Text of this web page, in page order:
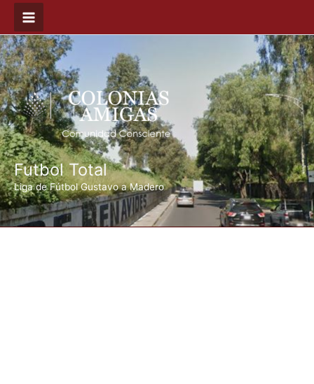
contenido
Futbol Total
Liga de Fútbol Gustavo a Madero